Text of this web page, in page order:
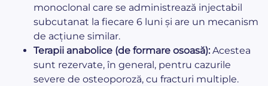
monoclonal care se administrează injectabil
subcutanat la fiecare 6 luni și are un mecanism
de acțiune similar.
Terapii anabolice (de formare osoasă):Acestea
sunt rezervate, în general, pentru cazurile
severe de osteoporoză, cu fracturi multiple.